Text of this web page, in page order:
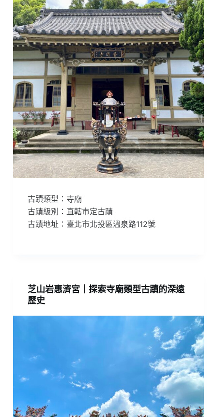
古蹟類型：寺廟
古蹟級別：直轄市定古蹟
古蹟地址：臺北市北投區溫泉路112號
芝山岩惠濟宮｜探索寺廟類型古蹟的深遠
歷史